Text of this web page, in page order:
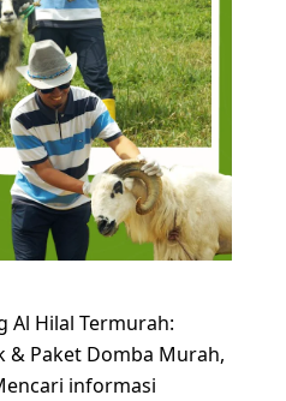
Al Hilal Termurah:
& Paket Domba Murah,
informasi